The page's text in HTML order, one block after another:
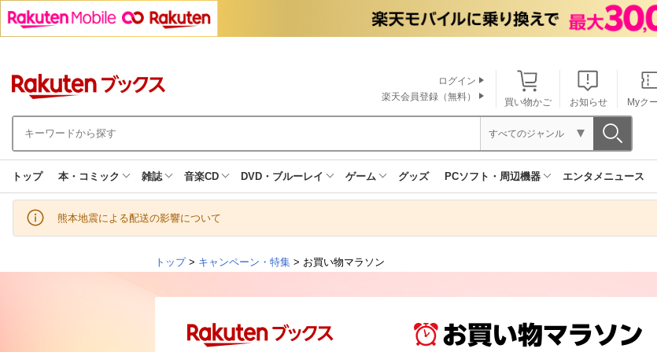
買い物かご お知らせ Myク
ログイン
楽天会員登録（無料）
すべてのジャンル
トップ 本・コミック 雑誌 音楽CD DVD・ブルーレイ ゲーム グッズ PCソフト・周辺機器 エンタメニュース
熊本地震による配送の影響について
トップ> キャンペーン・特集 > お買い物マラソン